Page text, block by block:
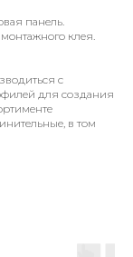
панель.
клея.
с
для создания
в том